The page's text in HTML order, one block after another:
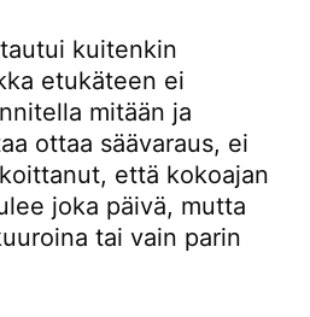
kuitenkin
etukäteen ei
mitään ja
ottaa säävaraus, ei
että kokoajan
joka päivä, mutta
tai vain parin